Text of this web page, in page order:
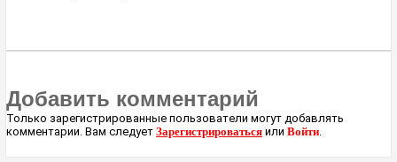
Добавить комментарий
Только зарегистрированные пользователи могут добавлять
комментарии. Вам следует Зарегистрироваться или Войти.